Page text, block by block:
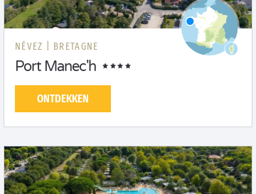
NÉVEZ | BRETAGNE
Port Manec'h
ONTDEKKEN